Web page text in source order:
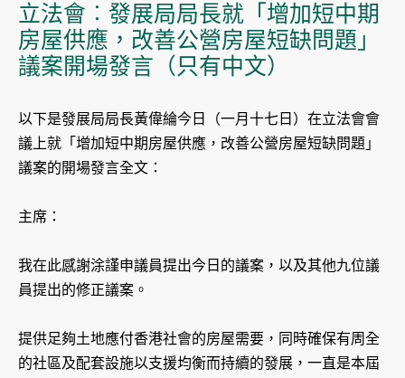
立法會︰發展局局長就「增加短中期
房屋供應，改善公營房屋短缺問題」
議案開場發言（只有中文）
以下是發展局局長黃偉綸今日（一月十七日）在立法會會
議上就「增加短中期房屋供應，改善公營房屋短缺問題」
議案的開場發言全文：
主席：
我在此感謝涂謹申議員提出今日的議案，以及其他九位議
員提出的修正議案。
提供足夠土地應付香港社會的房屋需要，同時確保有周全
的社區及配套設施以支援均衡而持續的發展，一直是本屆